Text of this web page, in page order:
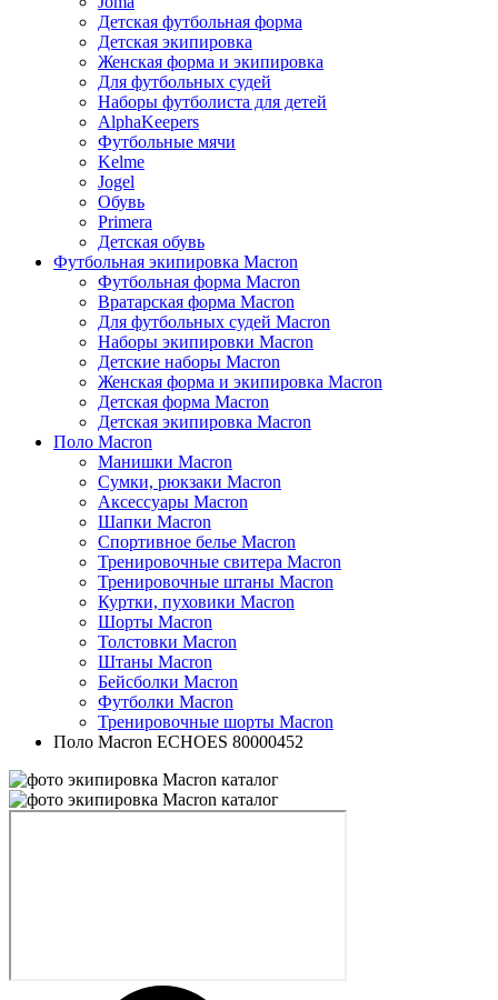
Детская футбольная форма
Детская экипировка
Женская форма и экипировка
Для футбольных судей
Наборы футболиста для детей
AlphaKeepers
Футбольные мячи
Kelme
Jogel
Обувь
Primera
Детская обувь
Футбольная экипировка Macron
Футбольная форма Macron
Вратарская форма Macron
Для футбольных судей Macron
Наборы экипировки Macron
Детские наборы Macron
Женская форма и экипировка Macron
Детская форма Macron
Детская экипировка Macron
Поло Macron
Манишки Macron
Сумки, рюкзаки Macron
Аксессуары Macron
Шапки Macron
Спортивное белье Macron
Тренировочные свитера Macron
Тренировочные штаны Macron
Куртки, пуховики Macron
Шорты Macron
Толстовки Macron
Штаны Macron
Бейсболки Macron
Футболки Macron
Тренировочные шорты Macron
Поло Macron ECHOES 80000452